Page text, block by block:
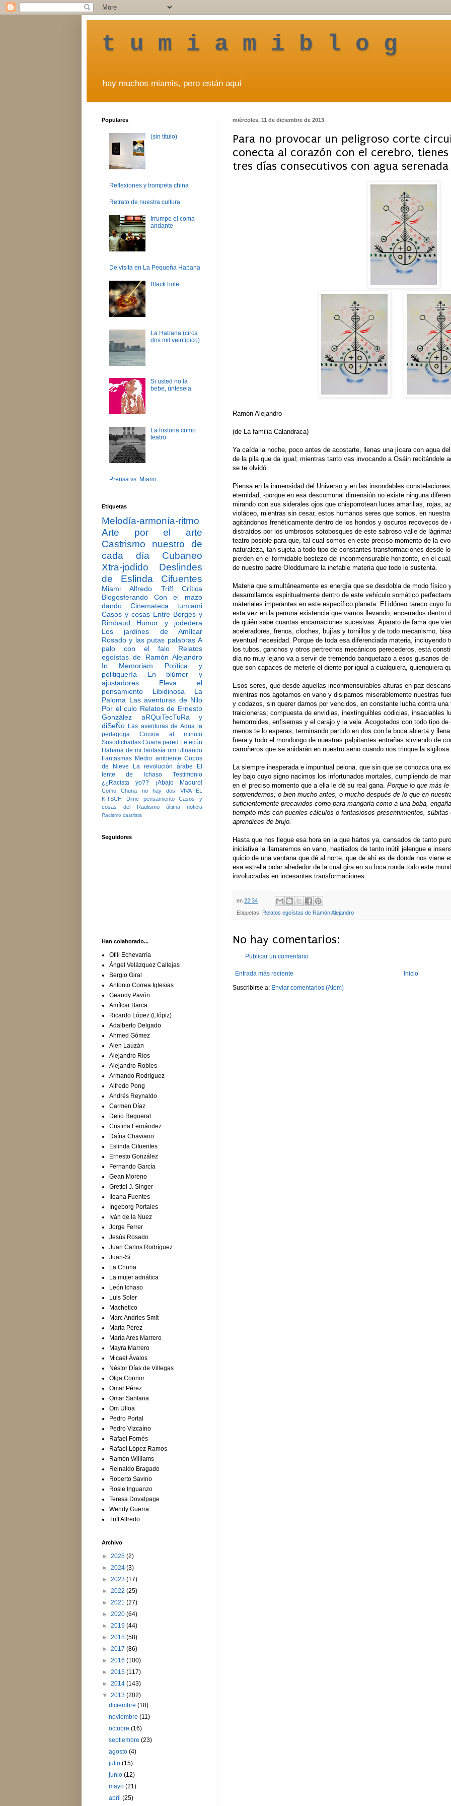
t u m i a m i b l o g
hay muchos miamis, pero están aquí
miércoles, 11 de diciembre de 2013
Para no provocar un peligroso corte
conecta al corazón con el cerebro,
tres días consecutivos con agua serenada
Ramón Alejandro
(de La familia Calandraca)
Ya caída la noche, poco antes de acostarte, llenas una jícara con agua
de la pila que da igual; mientras tanto vas invocando a Osáin recitándole
se te olvidó.
Piensa en la inmensidad del Universo y en las insondables
eternidad, -porque en esa descomunal dimensión no existe ninguna
mirando con sus siderales ojos que chisporrotean luces amarillas, rojas,
violáceo, mientras sin cesar, estos humanos seres que somos, en
agitándonos frenéticamente dentro de los hondos y oscuros recovecos de
distraídos por los umbrosos sotobosques de este sabroso valle de
teatro posible para que, tal cual somos en este preciso momento de la
naturaleza, tan sujeta a todo tipo de constantes transformaciones desde
pierden en el formidable bostezo del inconmensurable horizonte, en el
de nuestro padre Oloddumare la inefable materia que todo lo sustenta.
Materia que simultáneamente es energía que se desdobla de modo físico
desarrollarnos espiritualmente dentro de este vehículo somático
materiales imperantes en este específico planeta. El idóneo tareco cuyo
esta vez en la perruna existencia que vamos llevando, encerrados dentro
de quién sabe cuantas encarnaciones sucesivas. Aparato de fama que
aceleradores, frenos, cloches, bujías y tornillos y de todo mecanismo,
eventual necesidad. Porque de toda esa diferenciada materia,
los tubos, ganchos y otros pertrechos mecánicos perecederos, está
día no muy lejano va a servir de tremendo banquetazo a esos gusanos
que son capaces de meterle el diente por igual a cualquiera, quienquiera
Esos seres, que desde aquellas inconmensurables alturas en paz
mientras nos agotamos en vano y disipamos miserablemente nuestras
y codazos, sin querer darnos por vencidos, en constante lucha contra
traicioneras; compuesta de envidias, inextinguibles codicias, insaciables
hemorroides, enfisemas y el carajo y la vela. Acogotados con todo tipo
menos te lo esperas, terminando partido en dos con la boca abierta y
fuera y todo el mondongo de nuestras palpitantes entrañas sirviendo de
carroñeros que se anidarán en nuestro seno cuando nos trinque la sigilosa
La siempre inesperada e impuntual pelona, que sin que se conozca una
ley bajo cuyo signo nacimos los infortunados mortales, cumpliendo de
en el preciso momento que a ella le dé su real gana. Porque lo que más
sorprendernos; o bien mucho antes, o mucho después de lo que en
suficientemente precavidos como para mangarla como a una boba,
tiempito más con pueriles cálculos o fantasiosos presentimientos,
aprendices de brujo.
Hasta que nos llegue esa hora en la que hartos ya, cansados de tanto
iniciativa la llamaremos en vano, hastiados de tanto inútil jelengue e
quicio de una ventana que dé al norte, que de ahí es de donde nos viene
esa estrella polar alrededor de la cual gira en su loca ronda todo este
involucradas en incesantes transformaciones.
en 22:34
Etiquetas: Relatos egoístas de Ramón Alejandro
No hay comentarios:
Publicar un comentario
Entrada más reciente
Inicio
Suscribirse a: Enviar comentarios (Atom)
Populares
(sin título)
Reflexiones y trompeta china
Retrato de nuestra cultura
Irrumpe el coma-
andante
De visita en La Pequeña Habana
Black hole
La Habana (circa
dos mil veintipico)
Si usted no la
bebe, úntesela
La historia como
teatro
Prensa vs. Miami
Etiquetas
Melodía-armonía-ritmo
Arte por el arte
Castrismo nuestro de
cada día
Cubaneo
Xtra-jodido
Deslindes
de Eslinda Cifuentes
Miami Alfredo Triff
Crítica
Blogosferando
Con el mazo
dando
Cinemateca tumiami
Casos y cosas Entre Borges y
Rimbaud
Humor y jodedera
Los jardines de Amílcar
Rosado y las putas palabras A
palo con el falo
Relatos
egoístas de Ramón Alejandro
In Memoriam
Política y
politiquería
En blúmer y
ajustadores
Eleva el
pensamiento
Libidinosa
La
Paloma Las aventuras de Nilo
Por el culo Relatos de Ernesto
González
aRQuiTecTuRa y
diSeÑo Las aventuras de Adua la
pedagoga
Cocina al minuto
Susodichadas Cuarta pared Fetecún
Habana de mi fantasía om ulloando
Fantasmas Medio ambiente Copos
de Nieve
La revolución árabe
El
lente de Ichaso
Testimonio
¿¿Racista yo??
¡Abajo Maduro!
Como Chuna no hay dos
VIVA EL
KITSCH
Dime pensamiento
Casos y
cosas del Raulismo
última noticia
Racismo castrista
Seguidores
Han colaborado...
Ofill Echevarría
Ángel Velázquez Callejas
Sergio Giral
Antonio Correa Iglesias
Geandy Pavón
Amílcar Barca
Ricardo López (Llópiz)
Adalberto Delgado
Ahmed Gómez
Alen Lauzán
Alejandro Ríos
Alejandro Robles
Armando Rodríguez
Alfredo Pong
Andrés Reynaldo
Carmen Díaz
Delio Regueral
Cristina Fernández
Daína Chaviano
Eslinda Cifuentes
Ernesto González
Fernando García
Gean Moreno
Grettel J. Singer
Ileana Fuentes
Ingeborg Portales
Iván de la Nuez
Jorge Ferrer
Jesús Rosado
Juan Carlos Rodríguez
Juan-Sí
La Chuna
La mujer adriática
León Ichaso
Luis Soler
Machetico
Marc Andries Smit
Marta Pérez
María Ares Marrero
Mayra Marrero
Micael Ávalos
Néstor Días de Villegas
Olga Connor
Omar Pérez
Omar Santana
Om Ulloa
Pedro Portal
Pedro Vizcaíno
Rafael Fornés
Rafael López Ramos
Ramón Williams
Reinaldo Bragado
Roberto Savino
Rosie Inguanzo
Teresa Dovalpage
Wendy Guerra
Triff Alfredo
Archivo
► 2025 (2)
► 2024 (3)
► 2023 (17)
► 2022 (25)
► 2021 (27)
► 2020 (64)
► 2019 (44)
► 2018 (58)
► 2017 (86)
► 2016 (100)
► 2015 (117)
► 2014 (143)
▼ 2013 (202)
diciembre(18)
noviembre(11)
octubre(16)
septiembre(23)
agosto(4)
julio(15)
junio(12)
mayo(21)
abril(25)